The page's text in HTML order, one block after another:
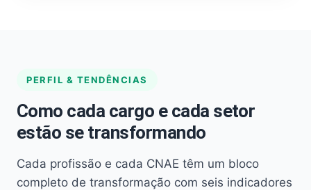
PERFIL & TENDÊNCIAS
Como cada cargo e cada setor
estão se transformando
Cada profissão e cada CNAE têm um bloco
completo de transformação com seis indicadores